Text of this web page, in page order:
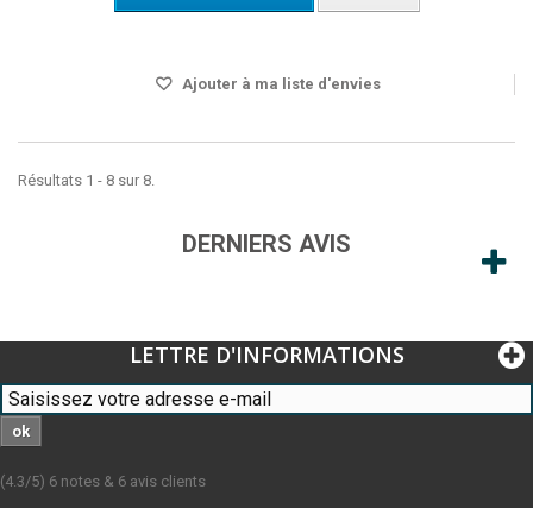
Ajouter à ma liste d'envies
Résultats 1 - 8 sur 8.
DERNIERS AVIS
LETTRE D'INFORMATIONS
ok
(4.3/5) 6 notes & 6 avis clients